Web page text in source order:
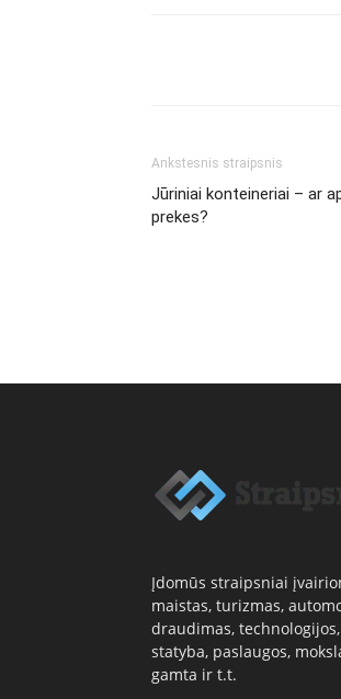
Ankstesnis straipsnis
Jūriniai konteineriai – ar
prekes?
Įdomūs straipsniai
maistas, turizmas,
draudimas,
statyba, paslaugos,
gamta ir t.t.